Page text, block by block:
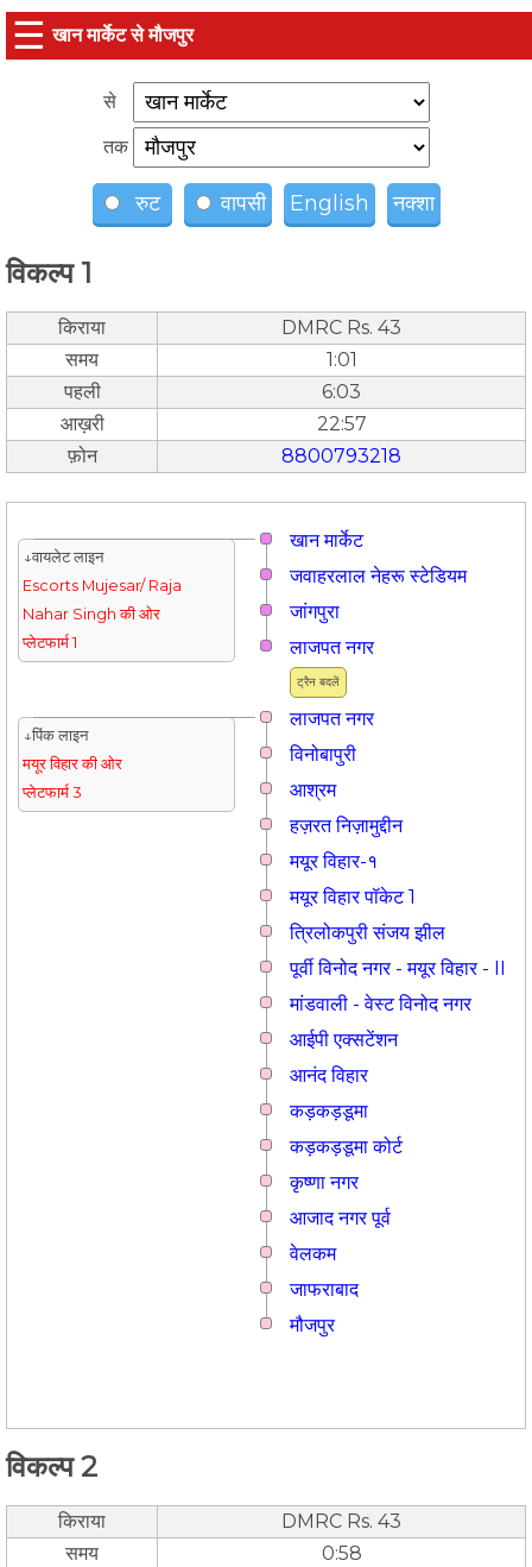
☰ खान मार्केट से मौजपुर
से
तक
रुट वापसी English नक्शा
विकल्प 1
किराया
DMRC Rs. 43
समय
1:01
पहली
6:03
आख़री
22:57
फ़ोन
8800793218
खान मार्केट
↓वायलेट लाइन
Escorts Mujesar/ Raja
Nahar Singh की ओर
प्लेटफार्म 1
जवाहरलाल नेहरू स्टेडियम
जांगपुरा
ट्रैन बदलें
लाजपत नगर
लाजपत नगर
↓पिंक लाइन
मयूर विहार की ओर
प्लेटफार्म 3
विनोबापुरी
आश्रम
हज़रत निज़ामुद्दीन
मयूर विहार-१
मयूर विहार पॉकेट 1
त्रिलोकपुरी संजय झील
पूर्वी विनोद नगर - मयूर विहार - II
मांडवाली - वेस्ट विनोद नगर
आईपी एक्सटेंशन
आनंद विहार
कड़कड़डूमा
कड़कड़डूमा कोर्ट
कृष्णा नगर
आजाद नगर पूर्व
वेलकम
जाफराबाद
मौजपुर
विकल्प 2
किराया
DMRC Rs. 43
समय
0:58